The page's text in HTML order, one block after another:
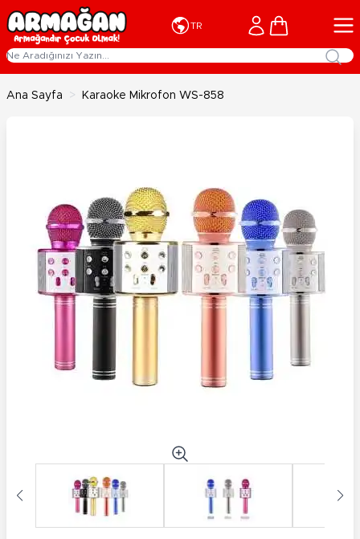
İçeriğe geç
TR Cart
Ana Sayfa > Karaoke Mikrofon WS-858